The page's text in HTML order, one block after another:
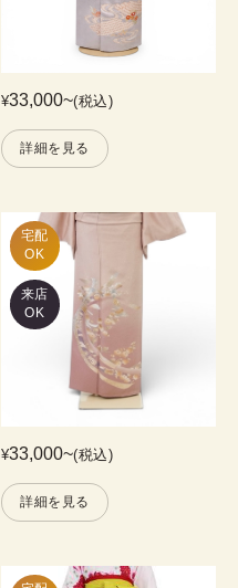
¥33,000~(税込)
詳細を見る
宅配
OK
来店
OK
¥33,000~(税込)
詳細を見る